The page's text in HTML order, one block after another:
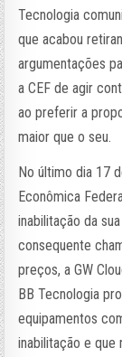
Tecnologia
que acabou
argumentações
a CEF de agir
ao preferir a
maior que o seu.
No último dia 17
Econômica
inabilitação da
consequente
preços, a GW
BB Tecnologia
equipamentos
inabilitação e que